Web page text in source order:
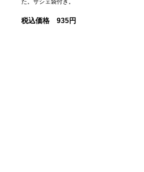
た。サシェ袋付き。
税込価格 935円